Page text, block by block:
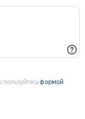
формой